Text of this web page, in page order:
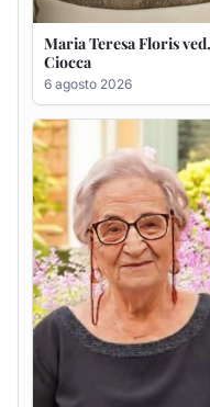
Giovanna Ponsanu Ved.
Decandia
5 agosto 2026